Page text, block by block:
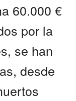
60.000 €
por la
se han
desde